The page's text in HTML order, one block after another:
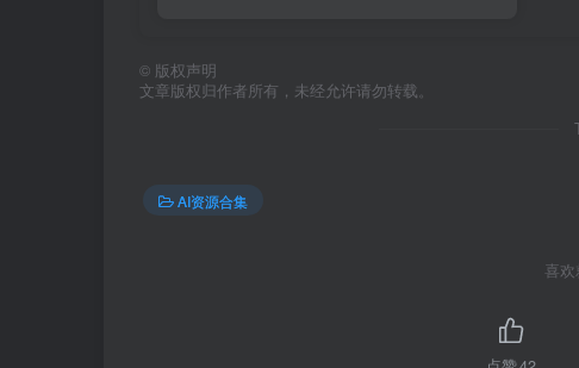
© 版权声明
文章版权归作者所有，未经允许请勿转载。
AI资源合集
喜